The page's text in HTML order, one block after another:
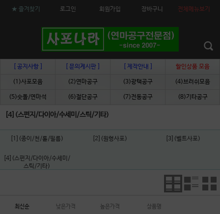
★ 즐겨찾기 로그인 회원가입 장바구니 전체메뉴보기
[ 공지사항 ] [ 문의게시판 ] [ 제작안내 ] 할인상품 모음
(1)사포모음 (2)연마공구 (3)광택공구 (4)브러쉬모음
(5)숫돌/연마석 (6)절단공구 (7)전동공구 (8)기타공구
[4](스펀지/다이아/수세미/스틱/기타)
[1](종이/천/롤/필름) [2](원형사포) [3](벨트사포)
[4](스펀지/다이아/수세미/
스틱/기타)
최신순 낮은가격 높은가격 상품명